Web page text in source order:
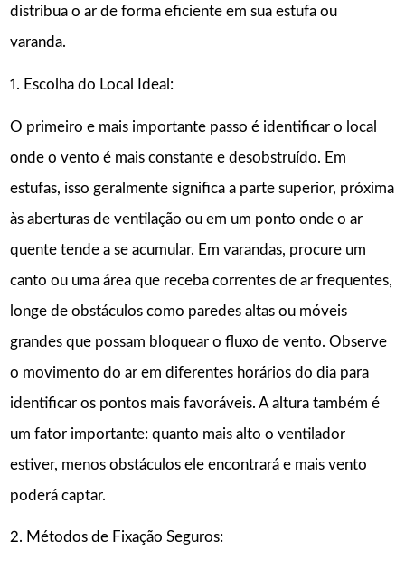
distribua o ar de forma eficiente em sua estufa ou
varanda.
1. Escolha do Local Ideal:
O primeiro e mais importante passo é identificar o local
onde o vento é mais constante e desobstruído. Em
estufas, isso geralmente significa a parte superior, próxima
às aberturas de ventilação ou em um ponto onde o ar
quente tende a se acumular. Em varandas, procure um
canto ou uma área que receba correntes de ar frequentes,
longe de obstáculos como paredes altas ou móveis
grandes que possam bloquear o fluxo de vento. Observe
o movimento do ar em diferentes horários do dia para
identificar os pontos mais favoráveis. A altura também é
um fator importante: quanto mais alto o ventilador
estiver, menos obstáculos ele encontrará e mais vento
poderá captar.
2. Métodos de Fixação Seguros: